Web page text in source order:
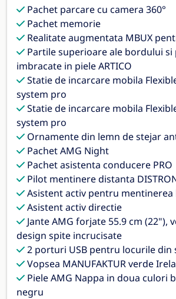
Pachet parcare cu camera 360°
Pachet memorie
Realitate augmentata MBUX
Partile superioare ale bordului
imbracate in piele ARTICO
Statie de incarcare mobila
system pro
Statie de incarcare mobila
system pro
Ornamente din lemn de stejar
Pachet AMG Night
Pachet asistenta conducere PRO
Pilot mentinere distanta
Asistent activ pentru
Asistent activ directie
Jante AMG forjate 55.9 cm (22"),
design spite incrucisate
2 porturi USB pentru locurile din
Vopsea MANUFAKTUR verde
Piele AMG Nappa in doua culori
negru